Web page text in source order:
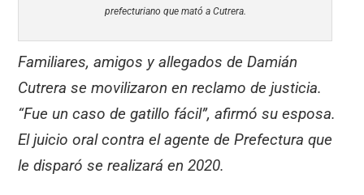
prefecturiano que mató a Cutrera.
Familiares, amigos y allegados de Damián
Cutrera se movilizaron en reclamo de justicia.
“Fue un caso de gatillo fácil”, afirmó su esposa.
El juicio oral contra el agente de Prefectura que
le disparó se realizará en 2020.